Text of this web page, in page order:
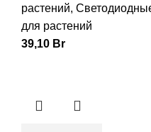
растений,
для растений
39,10 Br